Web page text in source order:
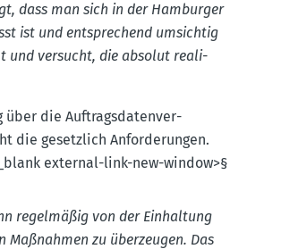
dass man sich in der Hamburger
ist und entspre­chend umsichtig
und versucht, die absolut reali­
über die Auftrags­da­ten­ver­
die gesetzlich Anfor­de­rungen.
external-link-new-window>§
regel­mäßig von der Einhaltung
zu überzeugen. Das